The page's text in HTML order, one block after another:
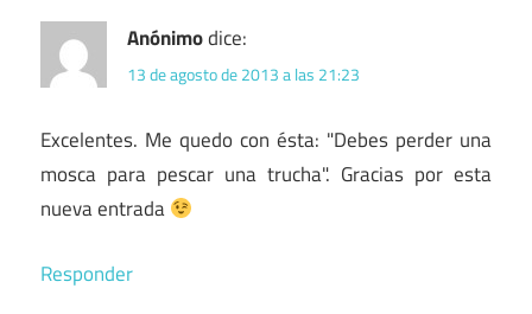
Anónimodice:
13 de agosto de 2013 a las 21:23
Excelentes. Me quedo con ésta: "Debes perder una
mosca para pescar una trucha". Gracias por esta
nueva entrada
Responder